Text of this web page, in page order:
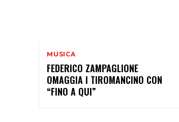
MUSICA
FEDERICO ZAMPAGLIONE
OMAGGIA I TIROMANCINO CON
“FINO A QUI”